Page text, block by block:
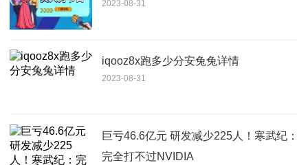
2023-08-31
iqooz8x跑多少分安兔兔详情
2023-08-31
巨亏46.6亿元 研发减少225人！寒武纪：
完全打不过NVIDIA